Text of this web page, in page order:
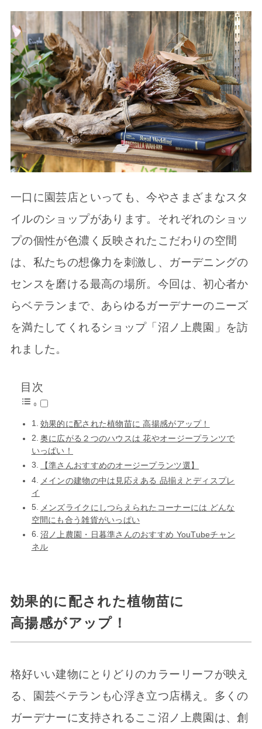
一口に園芸店といっても、今やさまざまなスタ
イルのショップがあります。それぞれのショッ
プの個性が色濃く反映されたこだわりの空間
は、私たちの想像力を刺激し、ガーデニングの
センスを磨ける最高の場所。今回は、初心者か
らベテランまで、あらゆるガーデナーのニーズ
を満たしてくれるショップ「沼ノ上農園」を訪
れました。
目次
効果的に配された植物苗に 高揚感がアップ！
奥に広がる２つのハウスは 花やオージープランツで
いっぱい！
【準さんおすすめのオージープランツ選】
メインの建物の中は見応えある 品揃えとディスプレ
イ
メンズライクにしつらえられたコーナーには どんな
空間にも合う雑貨がいっぱい
沼ノ上農園・日暮準さんのおすすめ YouTubeチャン
ネル
効果的に配された植物苗に
高揚感がアップ！
格好いい建物にとりどりのカラーリーフが映え
る、園芸ベテランも心浮き立つ店構え。多くの
ガーデナーに支持されるここ沼ノ上農園は、創